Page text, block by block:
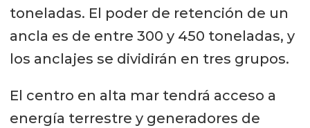
toneladas. El poder de retención de un
ancla es de entre 300 y 450 toneladas, y
los anclajes se dividirán en tres grupos.
El centro en alta mar tendrá acceso a
energía terrestre y generadores de